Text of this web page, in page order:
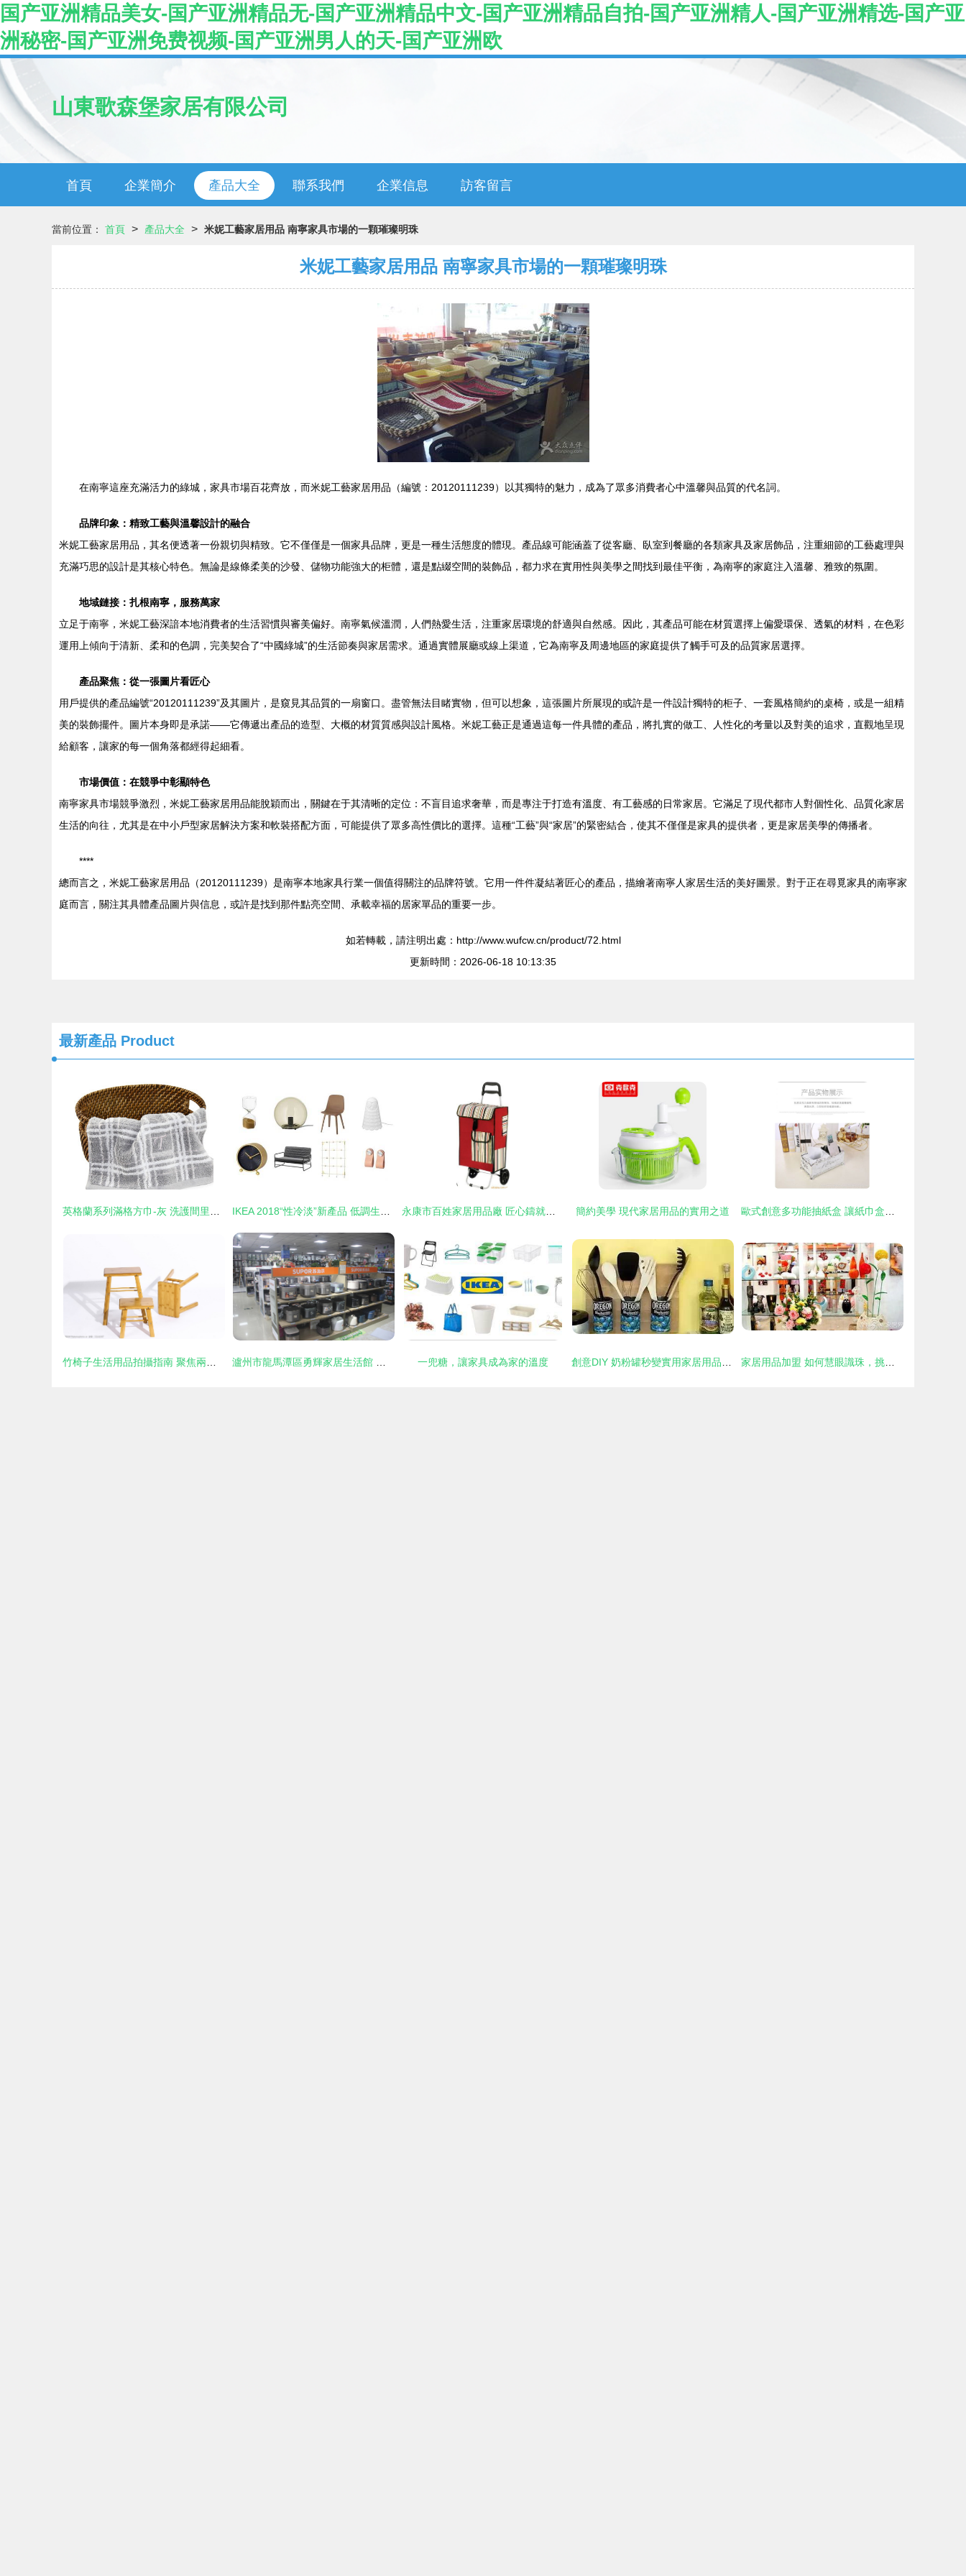
国产亚洲精品美女-国产亚洲精品无-国产亚洲精品中文-国产亚洲精品自拍-国产亚洲精人-国产亚洲精选-国产亚
洲秘密-国产亚洲免费视频-国产亚洲男人的天-国产亚洲欧
山東歌森堡家居有限公司
首頁 企業簡介 產品大全 聯系我們 企業信息 訪客留言
當前位置： 首頁 > 產品大全 > 米妮工藝家居用品 南寧家具市場的一顆璀璨明珠
米妮工藝家居用品 南寧家具市場的一顆璀璨明珠
在南寧這座充滿活力的綠城，家具市場百花齊放，而米妮工藝家居用品（編號：20120111239）以其獨特的魅力，成為了眾多消費者心中溫馨與品質的代名詞。
品牌印象：精致工藝與溫馨設計的融合
米妮工藝家居用品，其名便透著一份親切與精致。它不僅僅是一個家具品牌，更是一種生活態度的體現。產品線可能涵蓋了從客廳、臥室到餐廳的各類家具及家居飾品，注重細節的工藝處理與
充滿巧思的設計是其核心特色。無論是線條柔美的沙發、儲物功能強大的柜體，還是點綴空間的裝飾品，都力求在實用性與美學之間找到最佳平衡，為南寧的家庭注入溫馨、雅致的氛圍。
地域鏈接：扎根南寧，服務萬家
立足于南寧，米妮工藝深諳本地消費者的生活習慣與審美偏好。南寧氣候溫潤，人們熱愛生活，注重家居環境的舒適與自然感。因此，其產品可能在材質選擇上偏愛環保、透氣的材料，在色彩
運用上傾向于清新、柔和的色調，完美契合了“中國綠城”的生活節奏與家居需求。通過實體展廳或線上渠道，它為南寧及周邊地區的家庭提供了觸手可及的品質家居選擇。
產品聚焦：從一張圖片看匠心
用戶提供的產品編號“20120111239”及其圖片，是窺見其品質的一扇窗口。盡管無法目睹實物，但可以想象，這張圖片所展現的或許是一件設計獨特的柜子、一套風格簡約的桌椅，或是一組精
美的裝飾擺件。圖片本身即是承諾——它傳遞出產品的造型、大概的材質質感與設計風格。米妮工藝正是通過這每一件具體的產品，將扎實的做工、人性化的考量以及對美的追求，直觀地呈現
給顧客，讓家的每一個角落都經得起細看。
市場價值：在競爭中彰顯特色
南寧家具市場競爭激烈，米妮工藝家居用品能脫穎而出，關鍵在于其清晰的定位：不盲目追求奢華，而是專注于打造有溫度、有工藝感的日常家居。它滿足了現代都市人對個性化、品質化家居
生活的向往，尤其是在中小戶型家居解決方案和軟裝搭配方面，可能提供了眾多高性價比的選擇。這種“工藝”與“家居”的緊密結合，使其不僅僅是家具的提供者，更是家居美學的傳播者。
****
總而言之，米妮工藝家居用品（20120111239）是南寧本地家具行業一個值得關注的品牌符號。它用一件件凝結著匠心的產品，描繪著南寧人家居生活的美好圖景。對于正在尋覓家具的南寧家
庭而言，關注其具體產品圖片與信息，或許是找到那件點亮空間、承載幸福的居家單品的重要一步。
如若轉載，請注明出處：http://www.wufcw.cn/product/72.html
更新時間：2026-06-18 10:13:35
最新產品 Product
簡約美學 現代家居用品的實用之道
一兜糖，讓家具成為家的溫度